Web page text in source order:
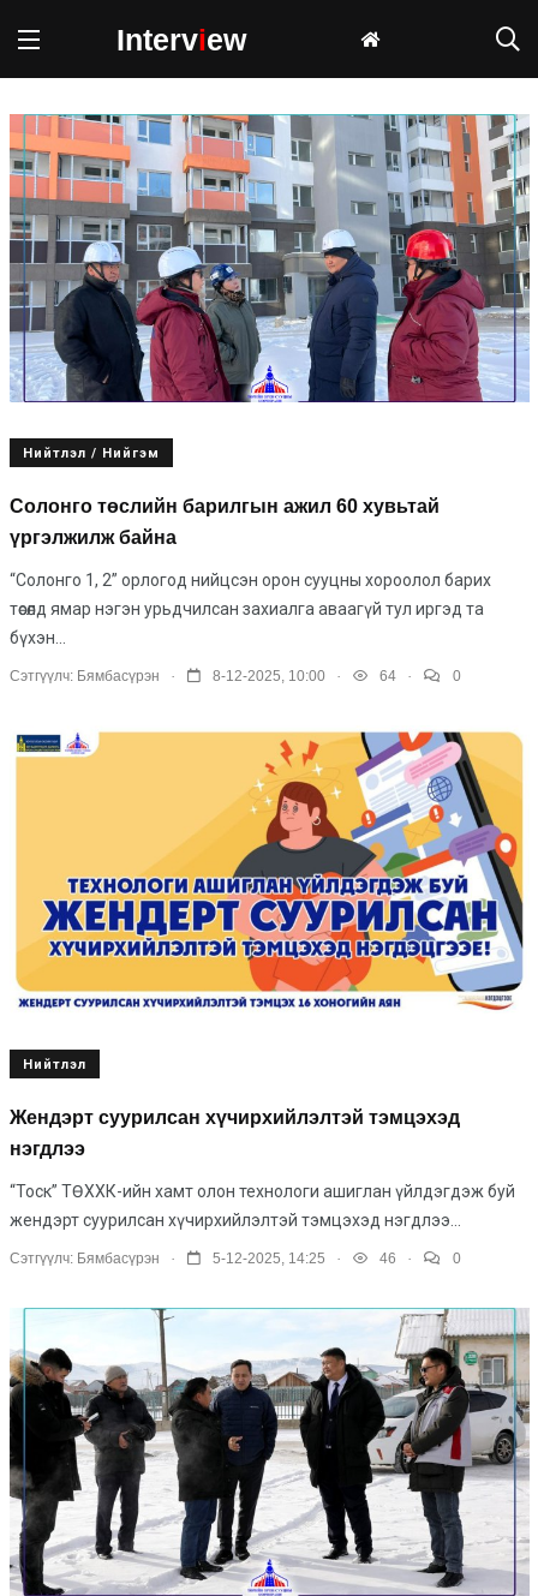
Interview
Нийтлэл / Нийгэм
Солонго төслийн барилгын ажил 60 хувьтай
үргэлжилж байна
“Солонго 1, 2” орлогод нийцсэн орон сууцны хороолол барих
төсөлд ямар нэгэн урьдчилсан захиалга аваагүй тул иргэд та
бүхэн...
Сэтгүүлч: Бямбасүрэн . 8-12-2025, 10:00 . 64 . 0
Нийтлэл
Жендэрт суурилсан хүчирхийлэлтэй тэмцэхэд
нэгдлээ
“Тоск” ТӨХХК-ийн хамт олон технологи ашиглан үйлдэгдэж буй
жендэрт суурилсан хүчирхийлэлтэй тэмцэхэд нэгдлээ...
Сэтгүүлч: Бямбасүрэн . 5-12-2025, 14:25 . 46 . 0